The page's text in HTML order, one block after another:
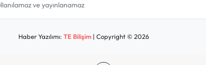
ve yayınlanamaz
Haber Yazılımı:TE Bilişim | Copyright © 2026